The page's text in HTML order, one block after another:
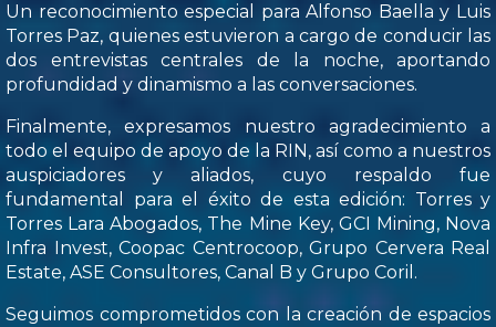
Un reconocimiento especial para Alfonso Baella y Luis
Torres Paz, quienes estuvieron a cargo de conducir las
dos entrevistas centrales de la noche, aportando
profundidad y dinamismo a las conversaciones.
Finalmente, expresamos nuestro agradecimiento a
todo el equipo de apoyo de la RIN, así como a nuestros
auspiciadores y aliados, cuyo respaldo fue
fundamental para el éxito de esta edición: Torres y
Torres Lara Abogados, The Mine Key, GCI Mining, Nova
Infra Invest, Coopac Centrocoop, Grupo Cervera Real
Estate, ASE Consultores, Canal B y Grupo Coril.
Seguimos comprometidos con la creación de espacios